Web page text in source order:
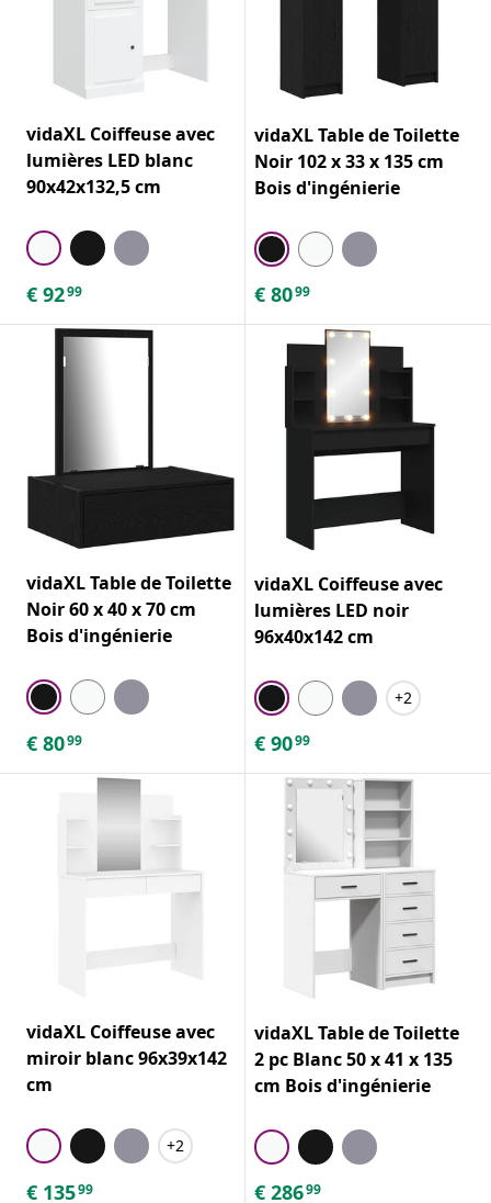
vidaXL Coiffeuse avec
lumières LED blanc
90x42x132,5 cm
€ 9299
vidaXL Table de Toilette
Noir 102 x 33 x 135 cm
Bois d'ingénierie
€ 8099
vidaXL Table de Toilette
Noir 60 x 40 x 70 cm
Bois d'ingénierie
€ 8099
vidaXL Coiffeuse avec
lumières LED noir
96x40x142 cm
+2
€ 9099
vidaXL Coiffeuse avec
miroir blanc 96x39x142
cm
+2
€ 13599
vidaXL Table de Toilette
2 pc Blanc 50 x 41 x 135
cm Bois d'ingénierie
€ 28699